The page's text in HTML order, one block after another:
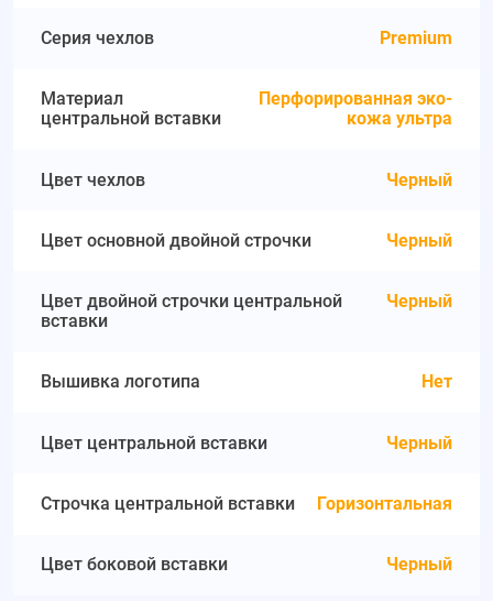
Серия чехлов Premium
Материал
центральной вставки
Перфорированная эко-
кожа ультра
Цвет чехлов Черный
Цвет основной двойной строчки Черный
Цвет двойной строчки центральной
вставки
Черный
Вышивка логотипа Нет
Цвет центральной вставки Черный
Строчка центральной вставки Горизонтальная
Цвет боковой вставки Черный